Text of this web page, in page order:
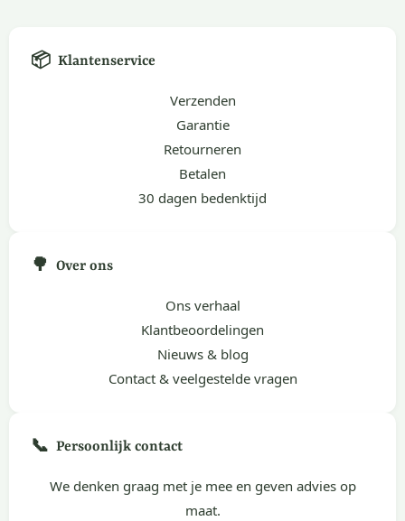
📦 Klantenservice
Verzenden
Garantie
Retourneren
Betalen
30 dagen bedenktijd
🌳 Over ons
Ons verhaal
Klantbeoordelingen
Nieuws & blog
Contact & veelgestelde vragen
📞 Persoonlijk contact
We denken graag met je mee en geven advies op
maat.